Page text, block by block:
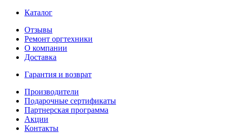
Каталог
Отзывы
Ремонт оргтехники
О компании
Доставка
Гарантия и возврат
Производители
Подарочные сертификаты
Партнерская программа
Акции
Контакты